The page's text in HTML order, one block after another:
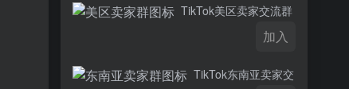
TikTok美区卖家交流群
加入
TikTok东南亚卖家交